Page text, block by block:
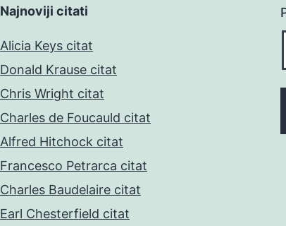
Najnoviji citati
Alicia Keys citat
Donald Krause citat
Chris Wright citat
Charles de Foucauld citat
Alfred Hitchock citat
Francesco Petrarca citat
Charles Baudelaire citat
Earl Chesterfield citat